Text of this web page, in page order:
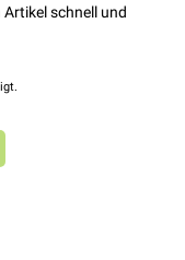
schnell und